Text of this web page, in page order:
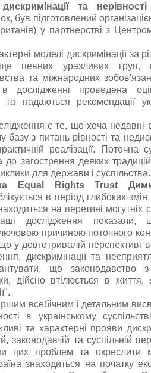
та
був підготовлений
у партнерстві з
моделі дискримінації за
певних уразливих груп,
та міжнародних
проведена
надаються рекомендації
є те, що хоча
базу з питань рівності та
реалізації. Поточна
до загострення деяких
для держави і суспільства.
Equal Rights Trust
в період глибоких змін
на перетині могутніх
дослідження показали,
причиною поточного
у довготривалій перспективі
дискримінації та
що законодавство з
дійсно втілюється в
всебічним і детальним
в українському
та характерні прояви
законодавчій та суспільній
цих проблем та окреслити
знаходиться на початку